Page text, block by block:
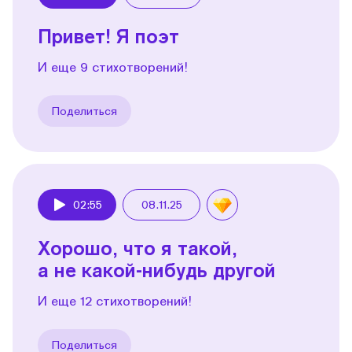
Привет! Я поэт
И еще 9 стихотворений!
Поделиться
02:55 08.11.25
Хорошо, что я такой,
а не какой-нибудь другой
И еще 12 стихотворений!
Поделиться